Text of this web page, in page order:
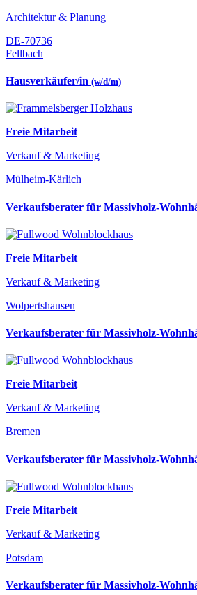
Architektur & Planung
DE-70736
Fellbach
Hausverkäufer/in (w/d/m)
Freie Mitarbeit
Verkauf & Marketing
Mülheim-Kärlich
Verkaufsberater für Massivholz-
Freie Mitarbeit
Verkauf & Marketing
Wolpertshausen
Verkaufsberater für Massivholz-
Freie Mitarbeit
Verkauf & Marketing
Bremen
Verkaufsberater für Massivholz-
Freie Mitarbeit
Verkauf & Marketing
Potsdam
Verkaufsberater für Massivholz-